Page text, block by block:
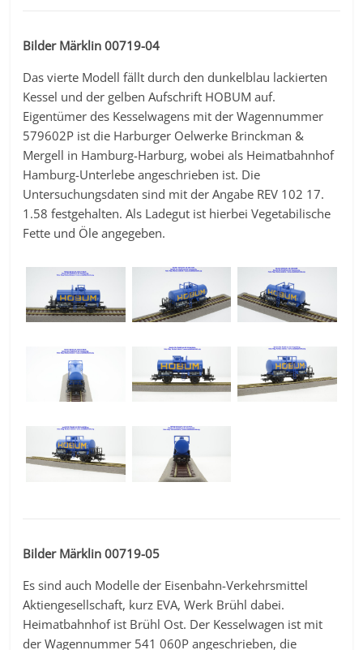
Bilder Märklin 00719-04
Das vierte Modell fällt durch den dunkelblau lackierten
Kessel und der gelben Aufschrift HOBUM auf.
Eigentümer des Kesselwagens mit der Wagennummer
579602P ist die Harburger Oelwerke Brinckman &
Mergell in Hamburg-Harburg, wobei als Heimatbahnhof
Hamburg-Unterlebe angeschrieben ist. Die
Untersuchungsdaten sind mit der Angabe REV 102 17.
1.58 festgehalten. Als Ladegut ist hierbei Vegetabilische
Fette und Öle angegeben.
Bilder Märklin 00719-05
Es sind auch Modelle der Eisenbahn-Verkehrsmittel
Aktiengesellschaft, kurz EVA, Werk Brühl dabei.
Heimatbahnhof ist Brühl Ost. Der Kesselwagen ist mit
der Wagennummer 541 060P angeschrieben, die